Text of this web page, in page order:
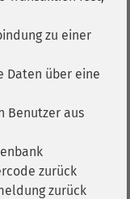
zu einer
Daten über eine
Benutzer aus
zurück
zurück